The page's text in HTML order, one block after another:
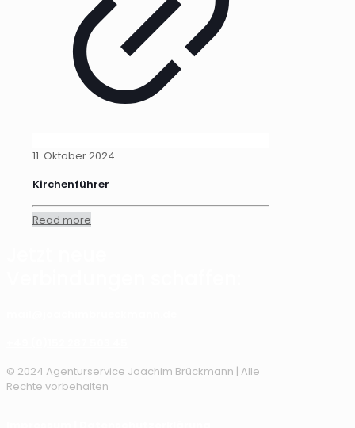
11. Oktober 2024
Kirchenführer
Read more
© 2024 Agenturservice Joachim Brückmann | Alle
Rechte vorbehalten